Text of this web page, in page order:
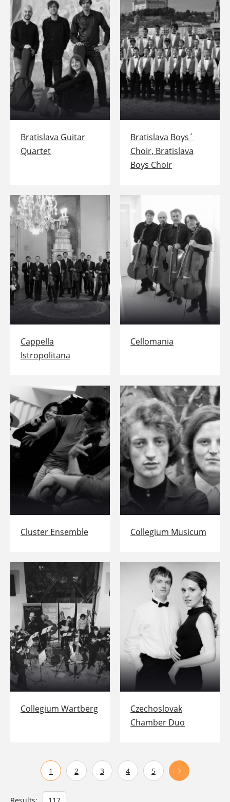
Bratislava Guitar
Quartet
Bratislava Boys´
Choir, Bratislava
Boys Choir
Cappella
Istropolitana
Cellomania
Cluster Ensemble Collegium Musicum
Collegium Wartberg
Czechoslovak
Chamber Duo
1 2 3 4 5